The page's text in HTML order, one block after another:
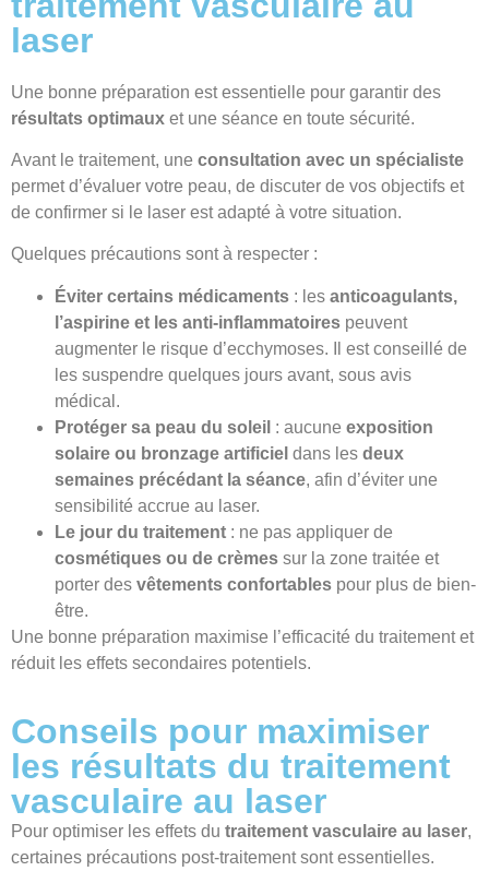
laser
Une bonne préparation est essentielle pour garantir des
résultats optimaux et une séance en toute sécurité.
Avant le traitement, une consultation avec un spécialiste
permet d’évaluer votre peau, de discuter de vos objectifs et
de confirmer si le laser est adapté à votre situation.
Quelques précautions sont à respecter :
Éviter certains médicaments : les anticoagulants,
l’aspirine et les anti-inflammatoires peuvent
augmenter le risque d’ecchymoses. Il est conseillé de
les suspendre quelques jours avant, sous avis
médical.
Protéger sa peau du soleil : aucune exposition
solaire ou bronzage artificiel dans les deux
semaines précédant la séance, afin d’éviter une
sensibilité accrue au laser.
Le jour du traitement : ne pas appliquer de
cosmétiques ou de crèmes sur la zone traitée et
porter des vêtements confortables pour plus de bien-
être.
Une bonne préparation maximise l’efficacité du traitement et
réduit les effets secondaires potentiels.
Conseils pour maximiser
les résultats du traitement
vasculaire au laser
Pour optimiser les effets du traitement vasculaire au laser,
certaines précautions post-traitement sont essentielles.